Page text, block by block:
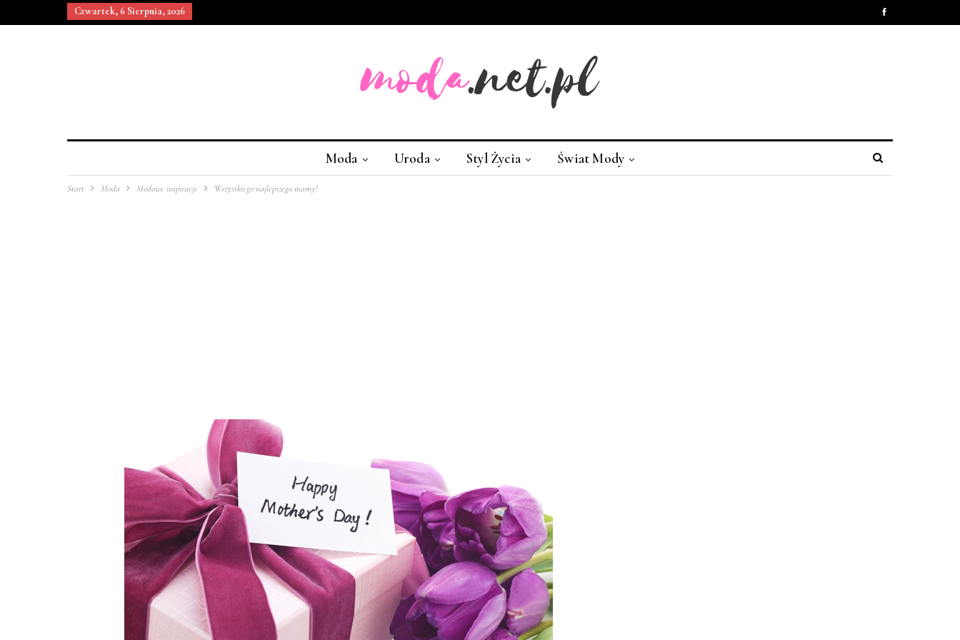
Czwartek, 6 Sierpnia, 2026
Moda Uroda Styl Życia Świat Mody
Start Moda Modowe inspiracje Wszystkiego najlepszego mamy!